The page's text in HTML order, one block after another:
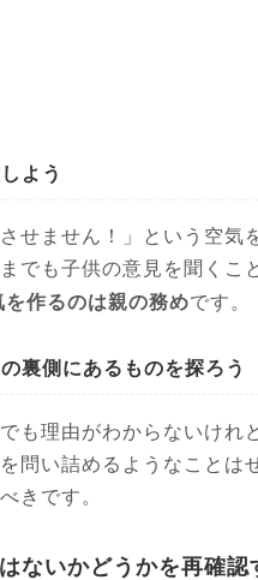
よう
せません！」という空気
でも子供の意見を聞くこ
作るのは親の務めです。
裏側にあるものを探ろう
も理由がわからないけれ
問い詰めるようなこと
きです。
ないかどうかを再確認